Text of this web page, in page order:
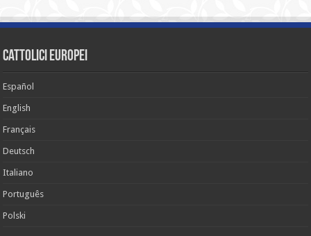
cattolici europei
Español
English
Français
Deutsch
Italiano
Português
Polski